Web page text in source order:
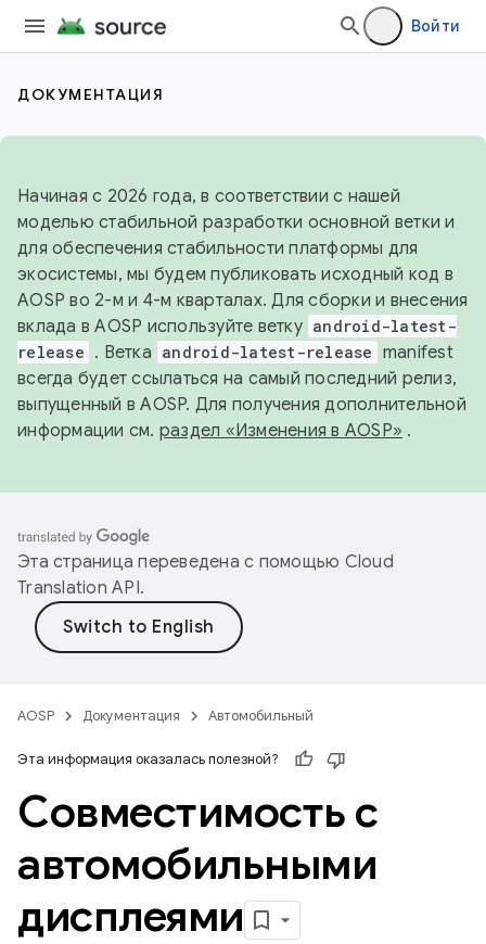
Войти
ДОКУМЕНТАЦИЯ
Начиная с 2026 года, в соответствии с нашей
моделью стабильной разработки основной ветки и
для обеспечения стабильности платформы для
экосистемы, мы будем публиковать исходный код в
AOSP во 2-м и 4-м кварталах. Для сборки и внесения
вклада в AOSP используйте ветку android-latest-
release . Ветка android-latest-release manifest
всегда будет ссылаться на самый последний релиз,
выпущенный в AOSP. Для получения дополнительной
информации см. раздел «Изменения в AOSP» .
Эта страница переведена с помощью Cloud
Translation API.
AOSP Документация Автомобильный
Эта информация оказалась полезной?
Совместимость с
автомобильными
дисплеями